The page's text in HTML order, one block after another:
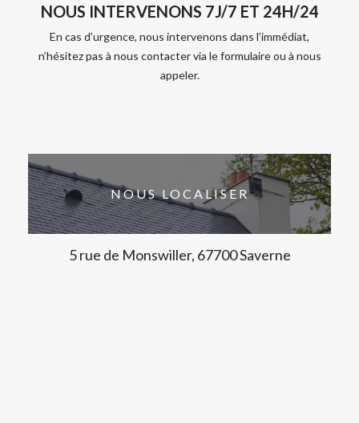
NOUS INTERVENONS 7J/7 ET 24H/24
En cas d’urgence, nous intervenons dans l’immédiat,
n’hésitez pas à nous contacter via le formulaire ou à nous
appeler.
NOUS LOCALISER
5 rue de Monswiller, 67700 Saverne